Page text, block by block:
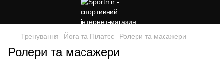
Тренування Йога та Пілатес Ролери та масажери
Ролери та масажери